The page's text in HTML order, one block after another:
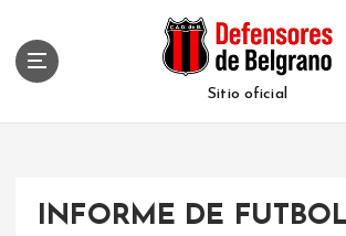
Sitio oficial
INFORME DE